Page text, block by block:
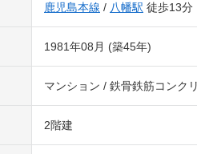
鹿児島本線 / 八幡駅 徒歩13分
1981年08月 (築45年)
マンション / 鉄骨鉄筋コンク
2階建